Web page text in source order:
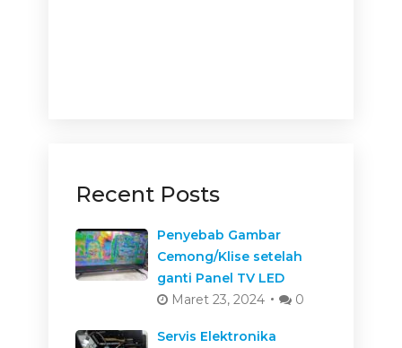
Recent Posts
Penyebab Gambar
Cemong/Klise setelah
ganti Panel TV LED
Maret 23, 2024
0
Servis Elektronika